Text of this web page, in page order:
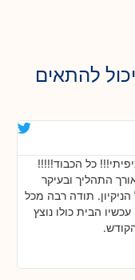
להתאים
כל הכבוד!!!!!
התהליך ובעיקר
תודה רבה מכל
הבית כולו נוצץ